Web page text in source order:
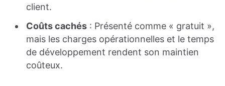
client.
Coûts cachés : Présenté comme « gratuit »,
mais les charges opérationnelles et le temps
de développement rendent son maintien
coûteux.